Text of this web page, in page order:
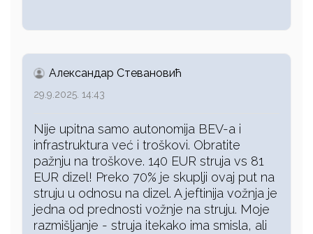
Александар Стевановић
29.9.2025. 14:43
Nije upitna samo autonomija BEV-a i
infrastruktura već i troškovi. Obratite
pažnju na troškove. 140 EUR struja vs 81
EUR dizel! Preko 70% je skuplji ovaj put na
struju u odnosu na dizel. A jeftinija vožnja je
jedna od prednosti vožnje na struju. Moje
razmišljanje - struja itekako ima smisla, ali